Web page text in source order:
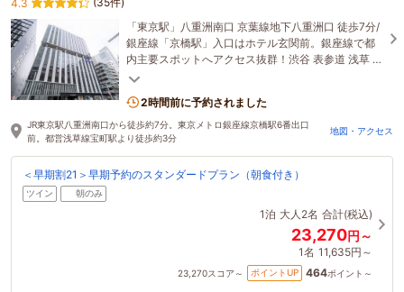
4.3
「東京駅」八重洲南口 京葉線地下八重洲口 徒歩7分/
銀座線「京橋駅」入口はホテル玄関前。銀座線で都
内主要スポットへアクセス抜群！渋谷 表参道 浅草 上
野 は乗換なし/東京ドーム 日本武道館は乗換1回
2時間前に予約されました
JR東京駅八重洲南口から徒歩約7分。東京メトロ銀座線京橋駅6番出口
前。都営浅草線宝町駅より徒歩約3分
地図・アクセス
＜早期割21＞早期予約のスタンダードプラン（朝食付き）
ツイン 朝のみ
1泊 大人2名 合計(税込)
23,270円～
1名 11,635円～
23,270スコア～ ポイントUP 464ポイント～